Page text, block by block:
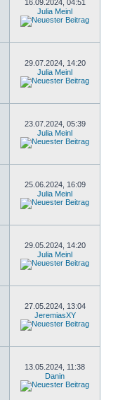
16.09.2024, 04:51
Julia Meinl
29.07.2024, 14:20
Julia Meinl
23.07.2024, 05:39
Julia Meinl
25.06.2024, 16:09
Julia Meinl
29.05.2024, 14:20
Julia Meinl
27.05.2024, 13:04
JeremiasXY
13.05.2024, 11:38
Danin